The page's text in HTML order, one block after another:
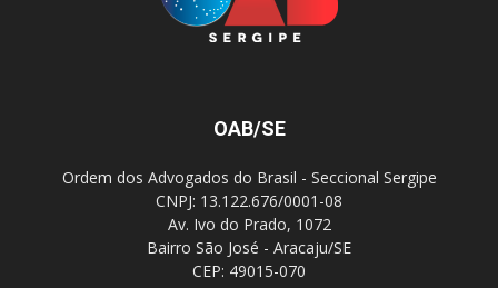
OAB/SE
Ordem dos Advogados do Brasil - Seccional Sergipe
CNPJ: 13.122.676/0001-08
Av. Ivo do Prado, 1072
Bairro São José - Aracaju/SE
CEP: 49015-070